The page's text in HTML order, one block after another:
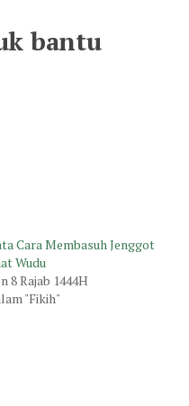
bantu
Cara Membasuh Jenggot
Wudu
8 Rajab 1444H
"Fikih"